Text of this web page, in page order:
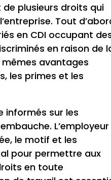
plusieurs droits qui
Tout
en CDI occupant
en raison de
avantages
les primes et les
informés sur les
L’employeur
le motif et les
pour permettre aux
en toute